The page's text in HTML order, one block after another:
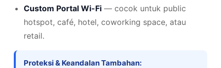
Custom Portal Wi-Fi — cocok untuk public
hotspot, café, hotel, coworking space, atau
retail.
Proteksi & Keandalan Tambahan: